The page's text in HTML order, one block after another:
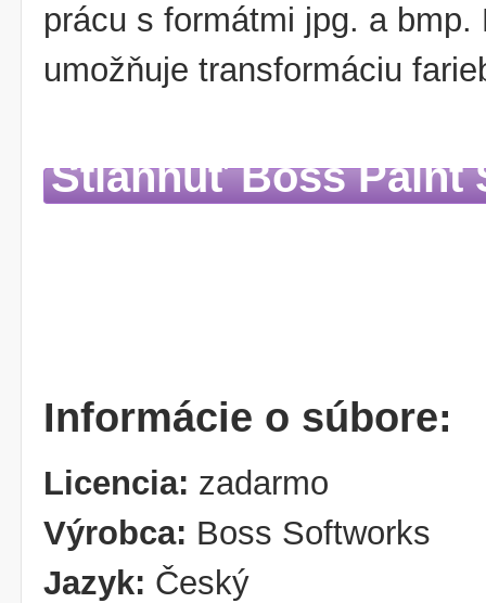
prácu s formátmi jpg. a
umožňuje transformáciu
Stiahnuť Boss Paint
Informácie o súbore:
Licencia: zadarmo
Výrobca: Boss Softworks
Jazyk: Český